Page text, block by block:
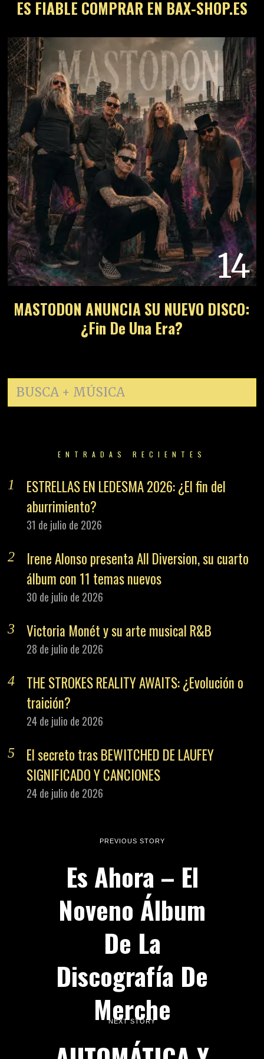
ES FIABLE COMPRAR EN BAX-SHOP.ES
14
MASTODON ANUNCIA SU NUEVO DISCO:
¿Fin De Una Era?
ENTRADAS RECIENTES
ESTRELLAS EN LEDESMA 2026: ¿El fin del
aburrimiento?
31 de julio de 2026
Irene Alonso presenta All Diversion, su cuarto
álbum con 11 temas nuevos
30 de julio de 2026
Victoria Monét y su arte musical R&B
28 de julio de 2026
THE STROKES REALITY AWAITS: ¿Evolución o
traición?
24 de julio de 2026
El secreto tras BEWITCHED DE LAUFEY
SIGNIFICADO Y CANCIONES
24 de julio de 2026
PREVIOUS STORY
Es Ahora – El
Noveno Álbum
De La
Discografía De
Merche
NEXT STORY